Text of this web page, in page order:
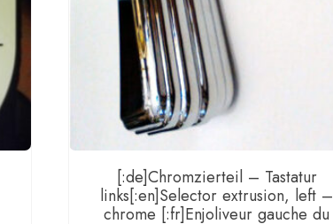
[:de]Chromzierteil – Tastatur
links[:en]Selector extrusion, left –
chrome [:fr]Enjoliveur gauche du